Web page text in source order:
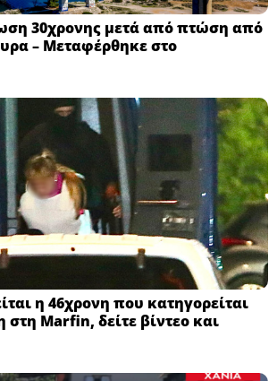
30χρονης μετά από πτώση από
– Μεταφέρθηκε στο
η 46χρονη που κατηγορείται
στη Marfin, δείτε βίντεο και